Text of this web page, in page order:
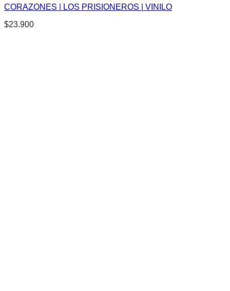
CORAZONES | LOS PRISIONEROS | VINILO
$23.900